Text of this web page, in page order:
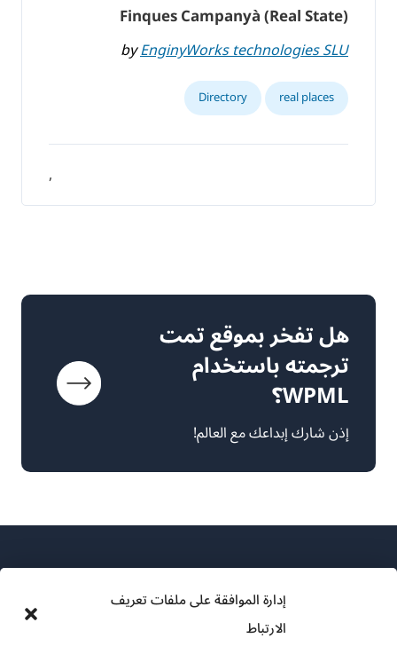
إدارة الموافقة على ملفات تعريف
الارتباط
Finques Campanyà (Real State)
byEnginyWorks technologies SLU
real places
Directory
,
هل تفخر بموقع تمت
ترجمته باستخدام
WPML؟
إذن شارك إبداعك مع العالم!